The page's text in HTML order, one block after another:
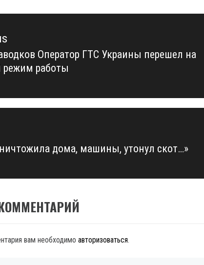
Оператор ГТС Украины перешел на
режим работы
дома, машины, утонул скот…»
вам необходимо авторизоваться.